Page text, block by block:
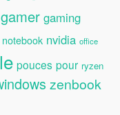
gamer gaming
notebook nvidia office
pouces pour ryzen
zenbook